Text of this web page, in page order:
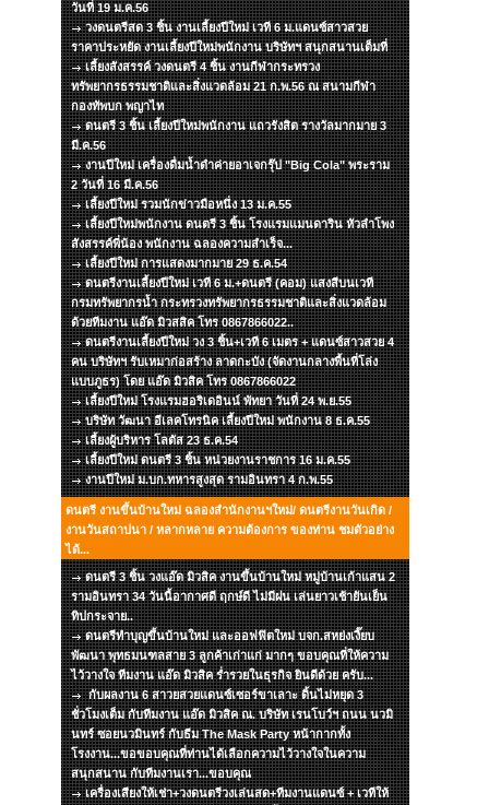
วันที่ 19 ม.ค.56
วงดนตรีสด 3 ชิ้น งานเลี้ยงปีใหม่ เวที 6 ม.แดนซ์สาวสวย
ราคาประหยัด งานเลี้ยงปีใหม่พนักงาน บริษัทฯ สนุกสนานเต็มที่
เลี้ยงสังสรรค์ วงดนตรี 4 ชิ้น งานกีฬากระทรวง
ทรัพยากรธรรมชาติและสิ่งแวดล้อม 21 ก.พ.56 ณ สนามกีฬา
กองทัพบก พญาไท
ดนตรี 3 ชิ้น เลี้ยงปีใหม่พนักงาน แถวรังสิต รางวัลมากมาย 3
มี.ค.56
งานปีใหม่ เครื่องดื่มน้ำดำค่ายอาเจกรุ๊ป "Big Cola" พระราม
2 วันที่ 16 มี.ค.56
เลี้ยงปีใหม่ รวมนักข่าวมือหนึ่ง 13 ม.ค.55
เลี้ยงปีใหม่พนักงาน ดนตรี 3 ชิ้น โรงแรมแมนดาริน หัวลำโพง
สังสรรค์พี่น้อง พนักงาน ฉลองความสำเร็จ...
เลี้ยงปีใหม่ การแสดงมากมาย 29 ธ.ค.54
ดนตรีงานเลี้ยงปีใหม่ เวที 6 ม.+ดนตรี (คอม) แสงสีบนเวที
กรมทรัพยากรน้ำ กระทรวงทรัพยากรธรรมชาติและสิ่งแวดล้อม
ด้วยทีมงาน แอ๊ด มิวสสิค โทร 0867866022..
ดนตรีงานเลี้ยงปีใหม่ วง 3 ชิ้น+เวที 6 เมตร + แดนซ์สาวสวย 4
คน บริษัทฯ รับเหมาก่อสร้าง ลาดกะบัง (จัดงานกลางพื้นที่โล่ง
แบบภูธร) โดย แอ๊ด มิวสิค โทร 0867866022
เลี้ยงปีใหม่ โรงแรมฮอริเดอินน์ พัทยา วันที่ 24 พ.ย.55
บริษัท วัฒนา อีเลคโทรนิค เลี้ยงปีใหม่ พนักงาน 8 ธ.ค.55
เลี้ยงผู้บริหาร โลตัส 23 ธ.ค.54
เลี้ยงปีใหม่ ดนตรี 3 ชิ้น หน่วยงานราชการ 16 ม.ค.55
งานปีใหม่ ม.บก.ทหารสูงสุด รามอินทรา 4 ก.พ.55
ดนตรี งานขึ้นบ้านใหม่ ฉลองสำนักงานฯใหม่/ ดนตรีงานวันเกิด /
งานวันสถาปนา / หลากหลาย ความต้องการ ของท่าน ชมตัวอย่าง
ได้...
ดนตรี 3 ชิ้น วงแอ๊ด มิวสิค งานขึ้นบ้านใหม่ หมู่บ้านเก้าแสน 2
รามอินทรา 34 วันนี้อากาศดี ฤกษ์ดี ไม่มีฝน เล่นยาวเช้ายันเย็น
ทิปกระจาย..
ดนตรีทำบุญขึ้นบ้านใหม่ และออฟฟิตใหม่ บจก.สหย่งเงี๊ยบ
พัฒนา พุทธมนฑลสาย 3 ลูกค้าเก่าแก่ มากๆ ขอบคุณที่ให้ความ
ไว้วางใจ ทีมงาน แอ๊ด มิวสิค ร่ำรวยในธุรกิจ ยินดีด้วย ครับ...
กับผลงาน 6 สาวยสวยแดนซ์เซอร์ขาเลาะ ดิ้นไม่หยุด 3
ชั่วโมงเต็ม กับทีมงาน แอ๊ด มิวสิค ณ. บริษัท เรนโบว์ฯ ถนน นวมิ
นทร์ ซอยนวมินทร์ กับธีม The Mask Party หน้ากากทั้ง
โรงงาน...ขอขอบคุณที่ท่านได้เลือกความไว้วางใจในความ
สนุกสนาน กับทีมงานเรา...ขอบคุณ
เครื่องเสียงให้เช่า+วงดนตรีวงเล่นสด+ทีมงานแดนซ์ + เวทีให้